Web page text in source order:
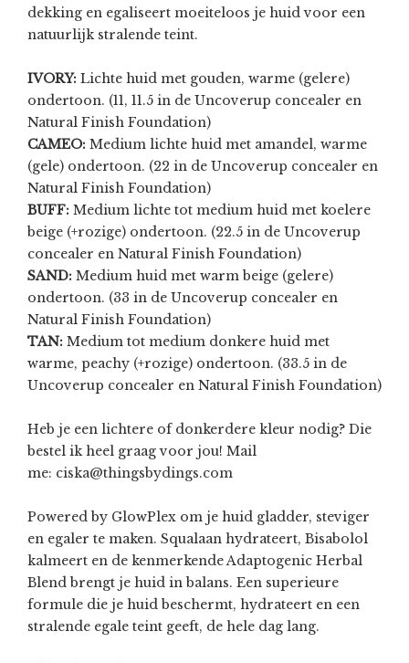
dekking en egaliseert moeiteloos je huid voor een
natuurlijk stralende teint.
IVORY: Lichte huid met gouden, warme (gelere)
ondertoon. (11, 11.5 in de Uncoverup concealer en
Natural Finish Foundation)
CAMEO: Medium lichte huid met amandel, warme
(gele) ondertoon. (22 in de Uncoverup concealer en
Natural Finish Foundation)
BUFF: Medium lichte tot medium huid met koelere
beige (+rozige) ondertoon. (22.5 in de Uncoverup
concealer en Natural Finish Foundation)
SAND: Medium huid met warm beige (gelere)
ondertoon. (33 in de Uncoverup concealer en
Natural Finish Foundation)
TAN: Medium tot medium donkere huid met
warme, peachy (+rozige) ondertoon. (33.5 in de
Uncoverup concealer en Natural Finish Foundation)
Heb je een lichtere of donkerdere kleur nodig? Die
bestel ik heel graag voor jou! Mail
me: ciska@thingsbydings.com
Powered by GlowPlex om je huid gladder, steviger
en egaler te maken. Squalaan hydrateert, Bisabolol
kalmeert en de kenmerkende Adaptogenic Herbal
Blend brengt je huid in balans. Een superieure
formule die je huid beschermt, hydrateert en een
stralende egale teint geeft, de hele dag lang.